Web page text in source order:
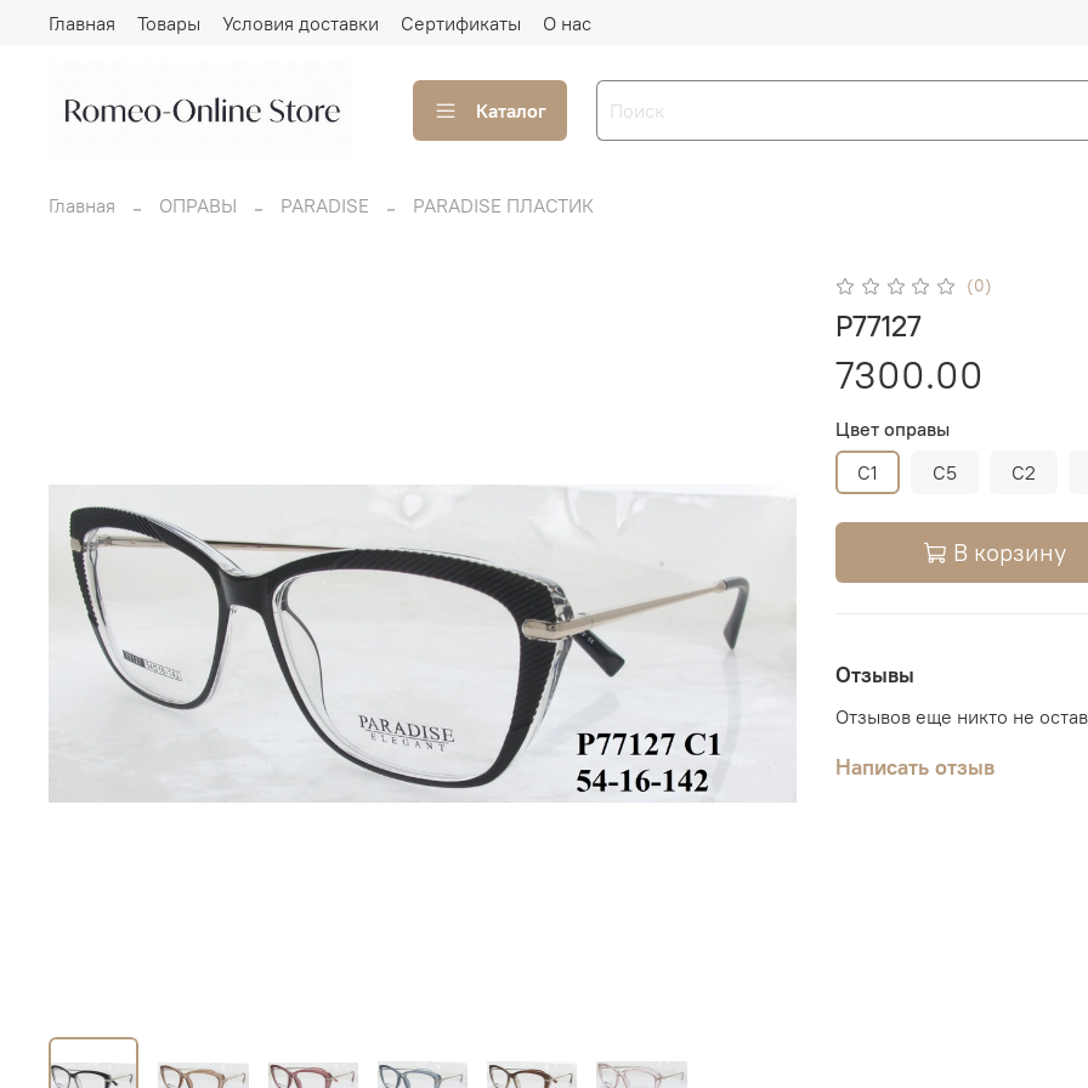
Главная Товары Условия доставки Сертификаты О нас
Каталог
Главная ОПРАВЫ PARADISE PARADISE ПЛАСТИК
(0)
P77127
7300.00
Цвет оправы
C1
C5 C2
В корзину
Отзывы
Отзывов еще никто не
Написать отзыв